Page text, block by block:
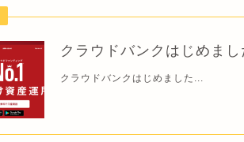
クラウドバンクはじめまし
クラウドバンクはじめました...